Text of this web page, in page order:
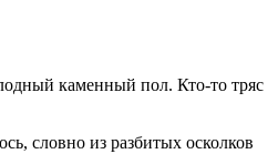
каменный пол. Кто-то тряс
словно из разбитых осколков